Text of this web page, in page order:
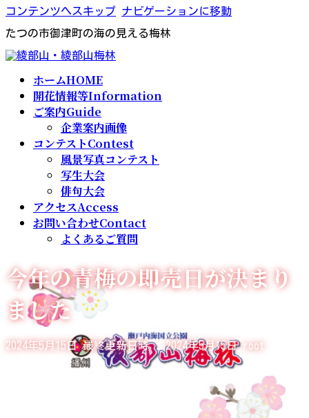
コンテンツへスキップ
ナビゲーションに移動
たつの市御津町の海の見える梅林
ホームHOME
開花情報等Information
ご案内Guide
企業案内画像
コンテストContest
風景写真コンテスト
写生大会
俳句大会
アクセスAccess
お問い合わせContact
よくあるご質問
今年の青梅の即売日が決まり
ました
2024年5月15日 最終更新日時 :2024年5月15日 root